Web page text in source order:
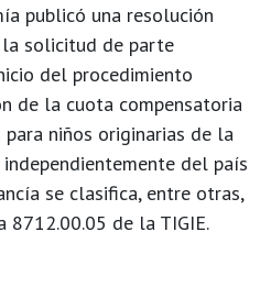
publicó una resolución
la solicitud de parte
del procedimiento
de la cuota compensatoria
para niños originarias de la
independientemente del país
se clasifica, entre otras,
8712.00.05 de la TIGIE.